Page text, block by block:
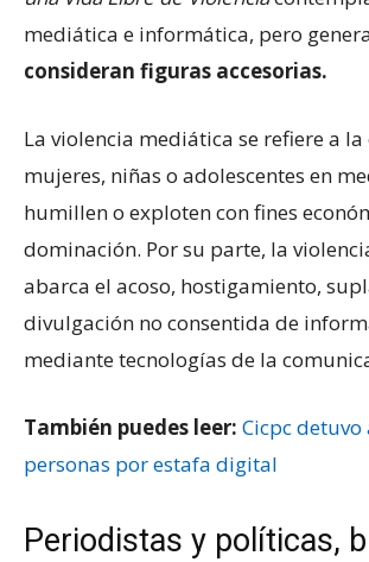
mediática e informática, pero
consideran figuras accesorias.
La violencia mediática se refiere a
mujeres, niñas o adolescentes en
humillen o exploten con fines
dominación. Por su parte, la
abarca el acoso, hostigamiento,
divulgación no consentida de
mediante tecnologías de la
También puedes leer: Cicpc detuvo
personas por estafa digital
Periodistas y políticas,